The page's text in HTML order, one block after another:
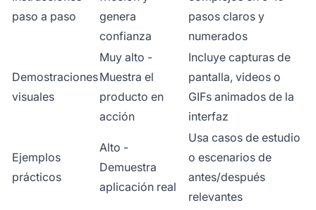
paso a paso
genera
confianza
pasos claros y
numerados
Demostraciones
visuales
Muy alto -
Muestra el
producto en
acción
Incluye capturas de
pantalla, videos o
GIFs animados de la
interfaz
Ejemplos
prácticos
Alto -
Demuestra
aplicación real
Usa casos de estudio
o escenarios de
antes/después
relevantes